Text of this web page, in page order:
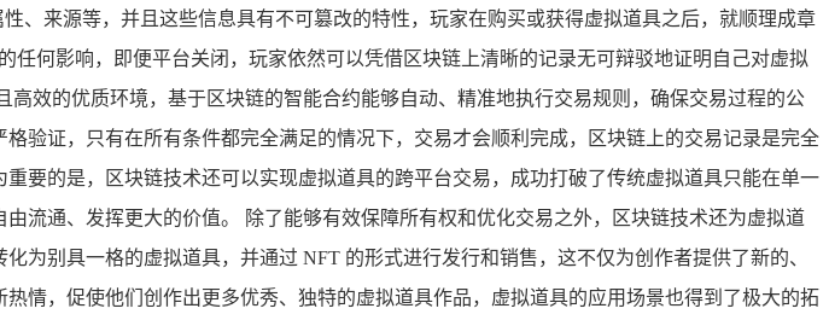
、来源等，并且这些信息具有不可篡改的特性，玩家在购买或获得虚拟道具之后，就顺理成章
何影响，即便平台关闭，玩家依然可以凭借区块链上清晰的记录无可辩驳地证明自己对虚拟
效的优质环境，基于区块链的智能合约能够自动、精准地执行交易规则，确保交易过程的公
验证，只有在所有条件都完全满足的情况下，交易才会顺利完成，区块链上的交易记录是完全
要的是，区块链技术还可以实现虚拟道具的跨平台交易，成功打破了传统虚拟道具只能在单一
流通、发挥更大的价值。 除了能够有效保障所有权和优化交易之外，区块链技术还为虚拟道
别具一格的虚拟道具，并通过 NFT 的形式进行发行和销售，这不仅为创作者提供了新的、
情，促使他们创作出更多优秀、独特的虚拟道具作品，虚拟道具的应用场景也得到了极大的拓